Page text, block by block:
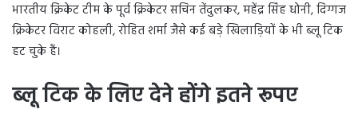
भारतीय क्रिकेट टीम के पूर्व क्रिकेटर सचिन तेंदुलकर, महेंद्र सिंह धोनी, दिग्गज
क्रिकेटर विराट कोहली, रोहित शर्मा जैसे कई बड़े खिलाड़ियों के भी ब्लू टिक
हट चुके हैं।
ब्लू टिक के लिए देने होंगे इतने रूपए